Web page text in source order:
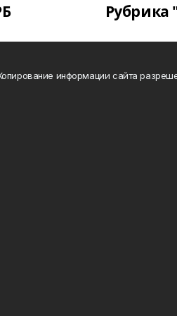
Рубрика
информации сайта